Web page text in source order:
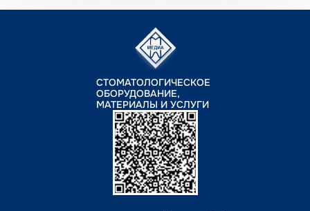
СТОМАТОЛОГИЧЕСКОЕ
ОБОРУДОВАНИЕ,
МАТЕРИАЛЫ И УСЛУГИ